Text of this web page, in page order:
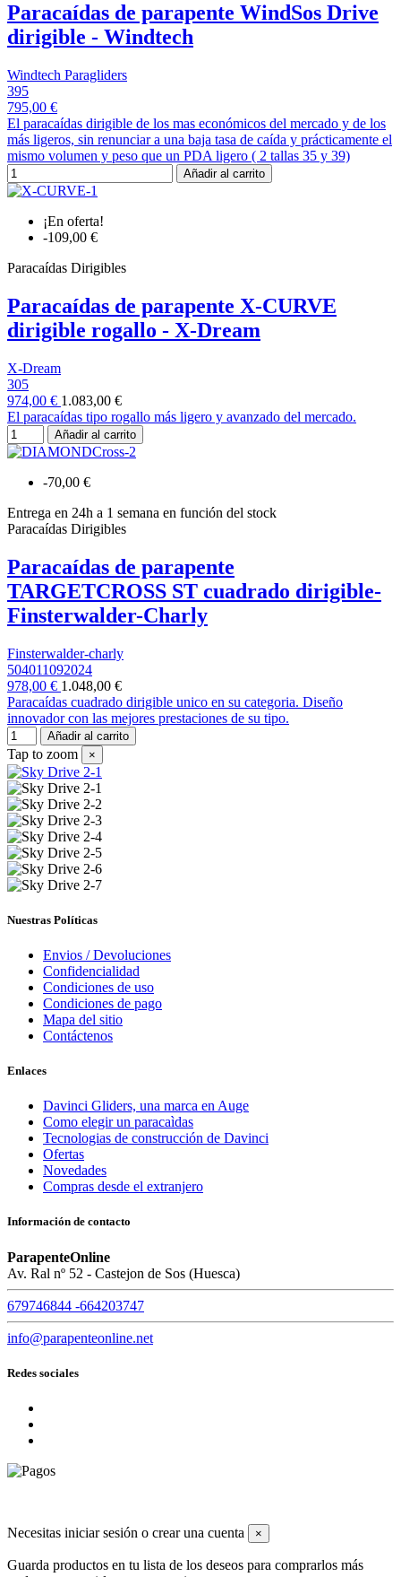
Paracaídas de parapente WindSos Drive
dirigible - Windtech
Windtech Paragliders
395
795,00 €
El paracaídas dirigible de los mas económicos del mercado y de los
más ligeros, sin renunciar a una baja tasa de caída y prácticamente el
mismo volumen y peso que un PDA ligero ( 2 tallas 35 y 39)
Añadir al carrito
¡En oferta!
-109,00 €
Paracaídas Dirigibles
Paracaídas de parapente X-CURVE
dirigible rogallo - X-Dream
X-Dream
305
974,00 € 1.083,00 €
El paracaídas tipo rogallo más ligero y avanzado del mercado.
Añadir al carrito
-70,00 €
Entrega en 24h a 1 semana en función del stock
Paracaídas Dirigibles
Paracaídas de parapente
TARGETCROSS ST cuadrado dirigible-
Finsterwalder-Charly
Finsterwalder-charly
504011092024
978,00 € 1.048,00 €
Paracaídas cuadrado dirigible unico en su categoria. Diseño
innovador con las mejores prestaciones de su tipo.
Añadir al carrito
Tap to zoom ×
Nuestras Políticas
Envios / Devoluciones
Confidencialidad
Condiciones de uso
Condiciones de pago
Mapa del sitio
Contáctenos
Enlaces
Davinci Gliders, una marca en Auge
Como elegir un paracaìdas
Tecnologias de construcción de Davinci
Ofertas
Novedades
Compras desde el extranjero
Información de contacto
ParapenteOnline
Av. Ral nº 52 - Castejon de Sos (Huesca)
679746844 -664203747
info@parapenteonline.net
Redes sociales
Necesitas iniciar sesión o crear una cuenta ×
Guarda productos en tu lista de los deseos para comprarlos más